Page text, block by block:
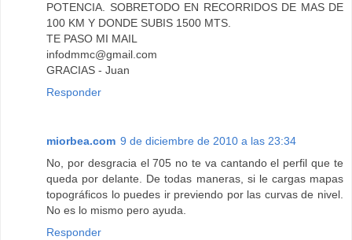
POTENCIA. SOBRETODO EN RECORRIDOS DE MAS DE
100 KM Y DONDE SUBIS 1500 MTS.
TE PASO MI MAIL
infodmmc@gmail.com
GRACIAS - Juan
Responder
miorbea.com 9 de diciembre de 2010 a las 23:34
No, por desgracia el 705 no te va cantando el perfil que te
queda por delante. De todas maneras, si le cargas mapas
topográficos lo puedes ir previendo por las curvas de nivel.
No es lo mismo pero ayuda.
Responder